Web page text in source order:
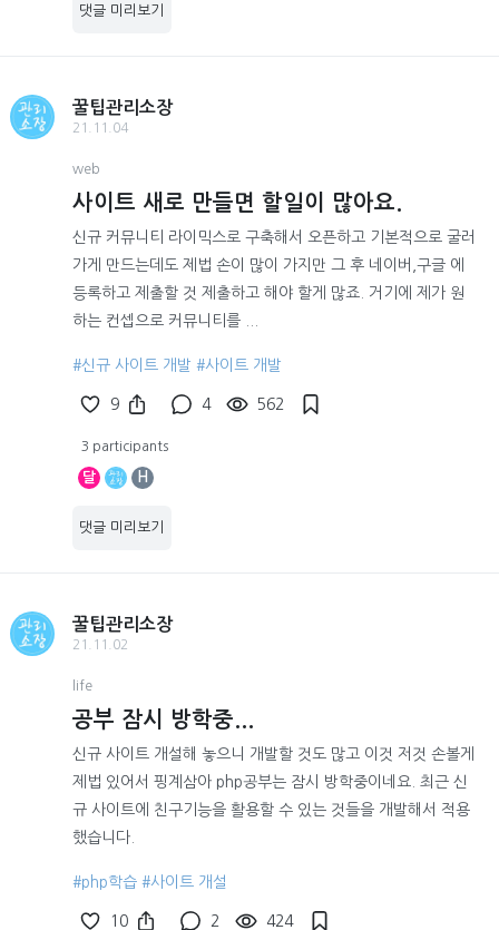
댓글 미리보기
꿀팁관리소장
21.11.04
web
사이트 새로 만들면 할일이 많아요.
신규 커뮤니티 라이믹스로 구축해서 오픈하고 기본적으로 굴러
가게 만드는데도 제법 손이 많이 가지만 그 후 네이버,구글 에
등록하고 제출할 것 제출하고 해야 할게 많죠. 거기에 제가 원
하는 컨셉으로 커뮤니티를 ...
#신규 사이트 개발 #사이트 개발
9 4 562
3 participants
달 H
댓글 미리보기
꿀팁관리소장
21.11.02
life
공부 잠시 방학중...
신규 사이트 개설해 놓으니 개발할 것도 많고 이것 저것 손볼게
제법 있어서 핑계삼아 php공부는 잠시 방학중이네요. 최근 신
규 사이트에 친구기능을 활용할 수 있는 것들을 개발해서 적용
했습니다.
#php학습 #사이트 개설
10 2 424